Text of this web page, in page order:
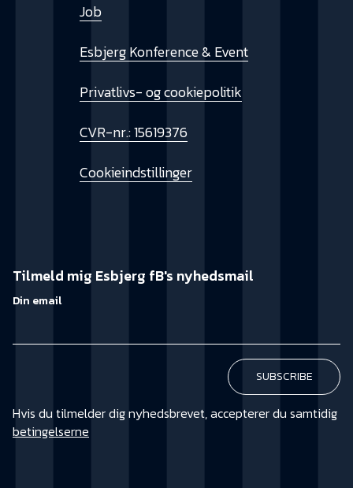
Job
Esbjerg Konference & Event
Privatlivs- og cookiepolitik
CVR-nr.: 15619376
Cookieindstillinger
Tilmeld mig Esbjerg fB's nyhedsmail
Din email
Hvis du tilmelder dig nyhedsbrevet, accepterer du samtidig
betingelserne